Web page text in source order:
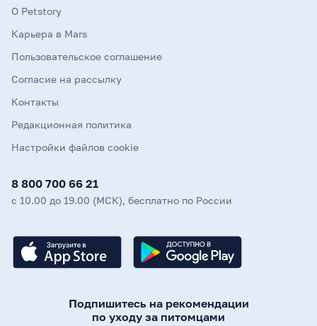
О Petstory
Карьера в Mars
Пользовательское соглашение
Согласие на рассылку
Контакты
Редакционная политика
Настройки файлов cookie
8 800 700 66 21
с 10.00 до 19.00 (МСК), бесплатно по России
Подпишитесь на рекомендации
по уходу за питомцами